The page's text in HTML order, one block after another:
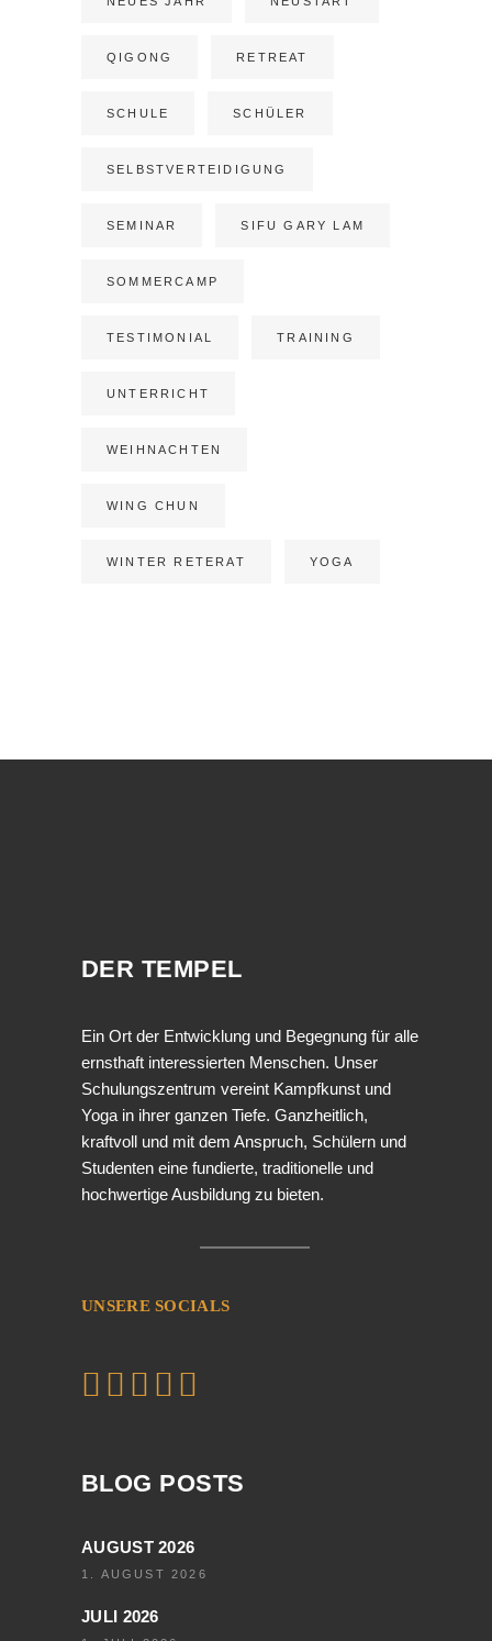
QIGONG RETREAT
SCHULE SCHÜLER
SELBSTVERTEIDIGUNG
SEMINAR SIFU GARY LAM
SOMMERCAMP
TESTIMONIAL TRAINING
UNTERRICHT
WEIHNACHTEN
WING CHUN
WINTER RETERAT YOGA
DER TEMPEL
Ein Ort der Entwicklung und Begegnung für alle
ernsthaft interessierten Menschen. Unser
Schulungszentrum vereint Kampfkunst und
Yoga in ihrer ganzen Tiefe. Ganzheitlich,
kraftvoll und mit dem Anspruch, Schülern und
Studenten eine fundierte, traditionelle und
hochwertige Ausbildung zu bieten.
UNSERE SOCIALS
BLOG POSTS
AUGUST 2026
1. AUGUST 2026
JULI 2026